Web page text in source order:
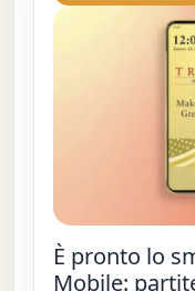
È pronto lo
Mobile: